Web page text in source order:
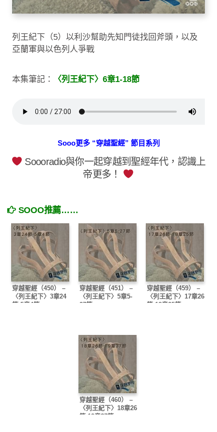
列王紀下（5）以利沙幫助先知門徒找回斧頭，以及
亞蘭軍與以色列人爭戰
本集筆記： 〈列王紀下〉6章1-18節
Sooo更多 “穿越聖經” 節目系列
Soooradio與你一起穿越到聖經年代，認識上
帝更多！
SOOO推薦……
穿越聖經（450） –
〈列王紀下〉3章24
節-5章4節
穿越聖經（451） –
〈列王紀下〉5章5-
27節
穿越聖經（459） –
〈列王紀下〉17章26
節-18章25節
穿越聖經（460） –
〈列王紀下〉18章26
節-19章37節